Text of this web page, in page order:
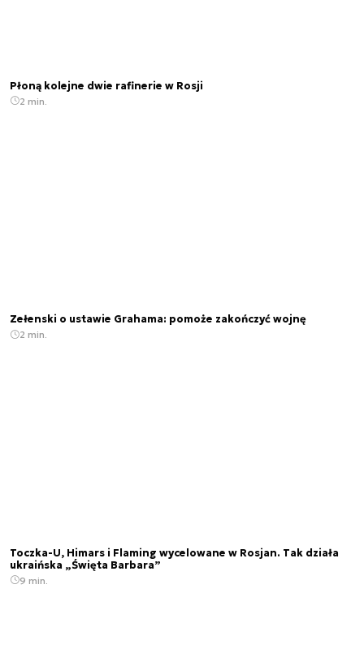
Płoną kolejne dwie rafinerie w Rosji
2 min.
Zełenski o ustawie Grahama: pomoże zakończyć wojnę
2 min.
Toczka-U, Himars i Flaming wycelowane w Rosjan. Tak działa
ukraińska „Święta Barbara”
9 min.